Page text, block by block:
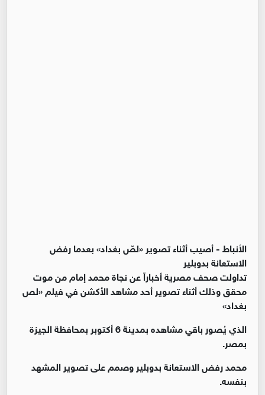
الأنباط -أصيب أثناء تصوير «لصّ بغداد» بعدما رفض
الاستعانة بدوبلير
تداولت صحف مصرية أخباراً عن نجاة محمد إمام من موت
محقق وذلك أثناء تصوير أحد مشاهد الأكشن في فيلم «لص
بغداد»
الذي يُصور باقي مشاهده بمدينة 6 أكتوبر بمحافظة الجيزة
بمصر.
محمد رفض الاستعانة بدوبلير وصمم على تصوير المشهد
بنفسه.